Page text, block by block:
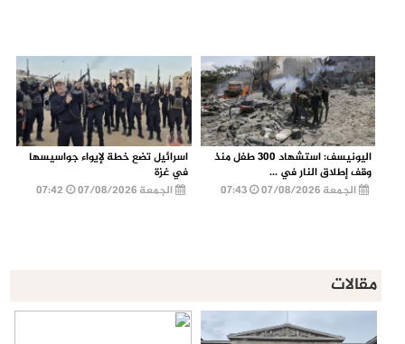
اليونيسف: استشهاد 300 طفل منذ
وقف إطلاق النار في ...
الجمعة 07/08/2026
اسرائيل تضع خطة لإيواء جواسيسها
في غزة
الجمعة 07/08/2026
مقالات